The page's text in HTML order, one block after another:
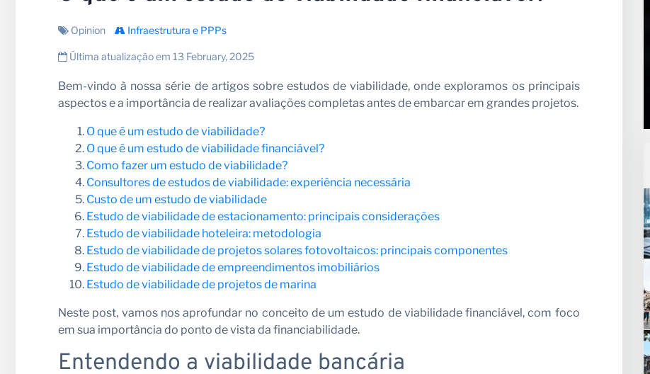
Seja nosso
Notícias
Opinion Infraestrutura e PPPs
Última atualização em 13 February, 2025
Bem-vindo à nossa série de artigos sobre estudos de viabilidade, onde exploramos os principais
aspectos e a importância de realizar avaliações completas antes de embarcar em grandes projetos.
O que é um estudo de viabilidade?
O que é um estudo de viabilidade financiável?
Como fazer um estudo de viabilidade?
Consultores de estudos de viabilidade: experiência necessária
Custo de um estudo de viabilidade
Estudo de viabilidade de estacionamento: principais considerações
Estudo de viabilidade hoteleira: metodologia
Estudo de viabilidade de projetos solares fotovoltaicos: principais componentes
Estudo de viabilidade de empreendimentos imobiliários
Estudo de viabilidade de projetos de marina
Neste post, vamos nos aprofundar no conceito de um estudo de viabilidade financiável, com foco
em sua importância do ponto de vista da financiabilidade.
Entendendo a viabilidade bancária